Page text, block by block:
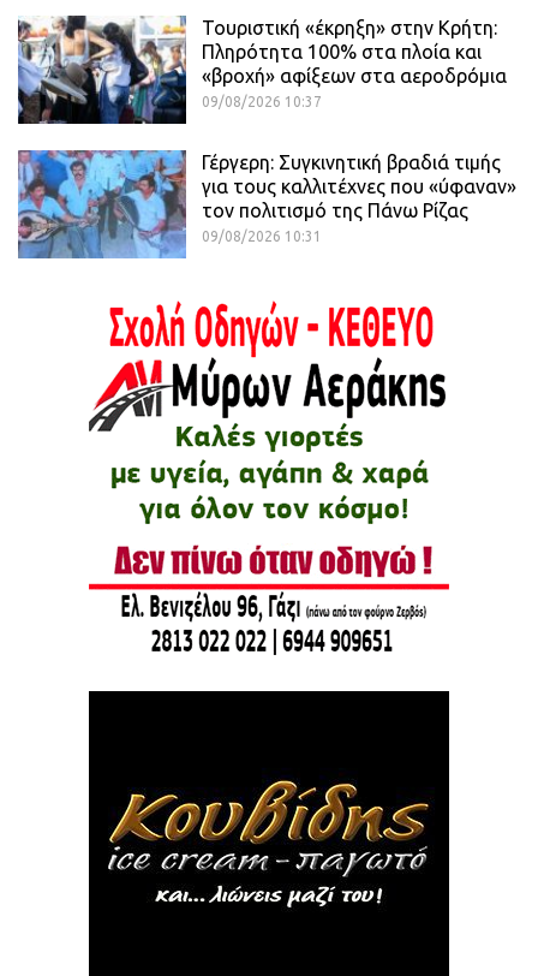
Τουριστική «έκρηξη» στην Κρήτη:
Πληρότητα 100% στα πλοία και
«βροχή» αφίξεων στα αεροδρόμια
09/08/2026 10:37
Γέργερη: Συγκινητική βραδιά τιμής
για τους καλλιτέχνες που «ύφαναν»
τον πολιτισμό της Πάνω Ρίζας
09/08/2026 10:31